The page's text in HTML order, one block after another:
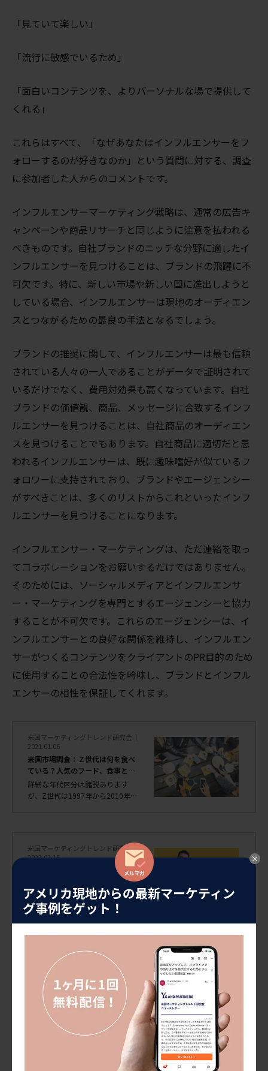
アメリカ現地からの最新マーケティン
グ事例をゲット！
「見ていて楽しい」
「流行に敏感でいるため」
「面白いコンテンツを、よりパーソナルな場で提供して
くれる」
これらはすべて、「なぜあなたはインフルエンサーをフ
ォローするのが好きなのか」という質問に対する、調査
に参加者した人からのコメントです。
インフルエンサーマーケティング戦略は、通常の広告キ
ャンペーンや商品リサーチと同じように注意を払われる
べきものです。自社ブランドのニッチな分野に適したイ
ンフルエンサーを見つけることは、ブランドの飛躍に不
可欠です。特に、新しい市場や新しい国に進出しようと
している場合、インフルエンサーは現地のオーディエン
スとつながるための最良の手法となるでしょう。
ブランドの推奨に関して、インフルエンサーは最も信頼
されている人々の一人であることがデータで証明されて
いるだけでなく、費用対効果も高くなっています。自社
ブランドの価値観、商品、メッセージに合致するインフ
ルエンサーを見つけることは、自社商品のオーディエン
スを見つけることでもあります。自社商品に適切だと思
われるインフルエンサーは、既に趣味嗜好が似ているフ
ォロワーに支持されており、ブランドやエージェンシー
がすべきことは、多くのリストからこれといったインフ
ルエンサーを見つけることになります。
インフルエンサー・マーケティングは、ただ連絡を取っ
てコラボレーションをお願いするだけではありません。
そのためには、ソーシャルメディアとインフルエンサ
ー・マーケティングを専門とするエージェンシーと協力
することが不可欠です。これらのエージェンシーは、イ
ンフルエンサーとの良好な関係を維持し、インフルエン
サーがつくるコンテンツをクライアントのPR目的のため
に使用することの合法性を吟味し、ブランドとインフル
エンサーの相性を保証してくれます。
米国マーケティングトレンド研究会
2021.01.06
米国市場調査：Ｚ世代は何を食べ
ている？人気のフード、食事と買
い物パターン
詳細な年代区分は諸説あります
が、Z世代は1997年から2010年代
成人期の初期段階にあり、一人暮
らしやルームメイトとの同居、あ
米国マーケティングトレンド研究会
2022.02.15
アメリカ市場調査レポートから：Z
世代・ミレニアル世代のブランド
ロイヤルティーにみられる傾向。
最近の若い人は、あまりブランド
ロイヤリティーを持たなくなって
いるようです。このことは、ミレニ
がブランドロイヤリティーをもつ
きっかけになっているのは、製品
の価格 […]
米国マーケティングトレンド研究会
2021.11.30
アメリカZ世代のメディアトレン
ド：字幕付きのコンテンツを好む
若者たち
アメリカのZ世代のトレンドとし
て、テレビや映画などのメディアを
見る時、字幕付きで見ることを好
む、というのがあります。年配のア
メリカ人は字幕が邪魔だと感じる
のに対し、若いアメリカ人は字幕